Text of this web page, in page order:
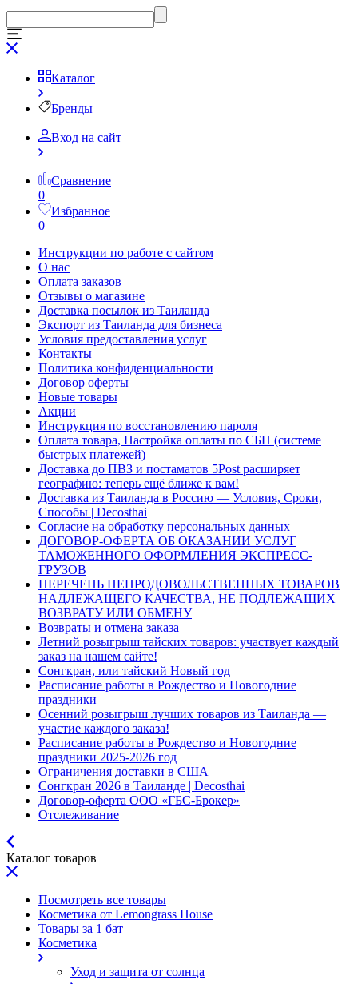
Каталог
Бренды
Вход на сайт
Сравнение
0
Избранное
0
Инструкции по работе с сайтом
О нас
Оплата заказов
Отзывы о магазине
Доставка посылок из Таиланда
Экспорт из Таиланда для бизнеса
Условия предоставления услуг
Контакты
Политика конфиденциальности
Договор оферты
Новые товары
Акции
Инструкция по восстановлению пароля
Оплата товара, Настройка оплаты по СБП (системе
быстрых платежей)
Доставка до ПВЗ и постаматов 5Post расширяет
географию: теперь ещё ближе к вам!
Доставка из Таиланда в Россию — Условия, Сроки,
Способы | Decosthai
Согласие на обработку персональных данных
ДОГОВОР-ОФЕРТА ОБ ОКАЗАНИИ УСЛУГ
ТАМОЖЕННОГО ОФОРМЛЕНИЯ ЭКСПРЕСС-
ГРУЗОВ
ПЕРЕЧЕНЬ НЕПРОДОВОЛЬСТВЕННЫХ ТОВАРОВ
НАДЛЕЖАЩЕГО КАЧЕСТВА, НЕ ПОДЛЕЖАЩИХ
ВОЗВРАТУ ИЛИ ОБМЕНУ
Возвраты и отмена заказа
Летний розыгрыш тайских товаров: участвует каждый
заказ на нашем сайте!
Сонгкран, или тайский Новый год
Расписание работы в Рождество и Новогодние
праздники
Осенний розыгрыш лучших товаров из Таиланда —
участие каждого заказа!
Расписание работы в Рождество и Новогодние
праздники 2025-2026 год
Ограничения доставки в США
Сонгкран 2026 в Таиланде | Decosthai
Договор-оферта ООО «ГБС-Брокер»
Отслеживание
Каталог товаров
Посмотреть все товары
Косметика от Lemongrass House
Товары за 1 бат
Косметика
Уход и защита от солнца